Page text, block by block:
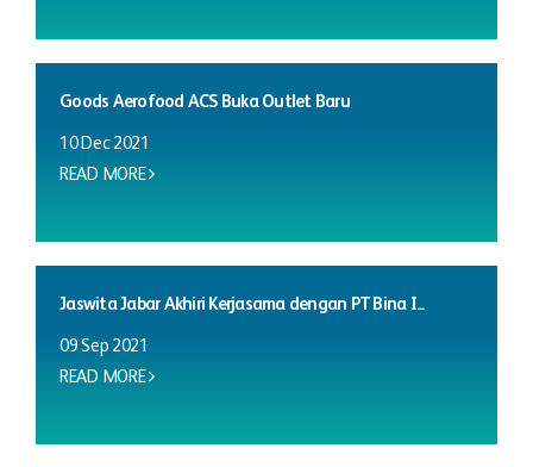
Goods Aerofood ACS Buka Outlet Baru
10 Dec 2021
READ MORE
Jaswita Jabar Akhiri Kerjasama dengan PT Bina I...
09 Sep 2021
READ MORE